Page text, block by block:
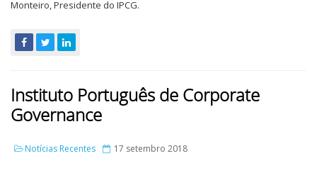
Monteiro, Presidente do IPCG.
Instituto Português de Corporate
Governance
Notícias Recentes 17 setembro 2018